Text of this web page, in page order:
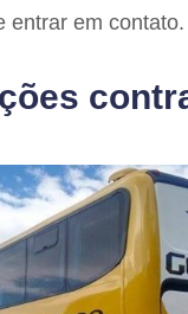
entrar em contato.